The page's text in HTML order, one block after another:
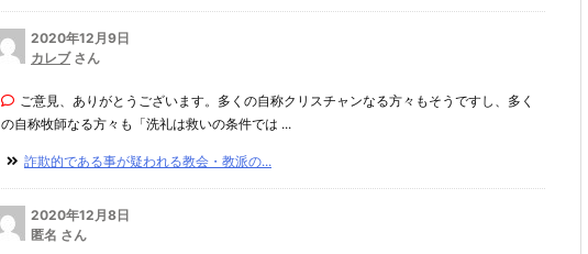
2020年12月9日
カレブさん
ご意見、ありがとうございます。多くの自称クリスチャンなる方々もそうですし、多く
の自称牧師なる方々も「洗礼は救いの条件では ...
詐欺的である事が疑われる教会・教派の...
2020年12月8日
匿名 さん